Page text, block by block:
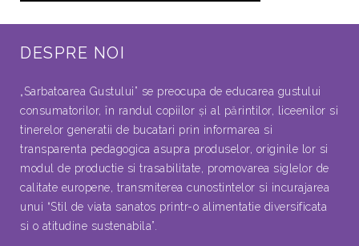
DESPRE NOI
„Sarbatoarea Gustului” se preocupa de educarea gustului
consumatorilor, în randul copiilor şi al părintilor, liceenilor si
tinerelor generatii de bucatari prin informarea si
transparenta pedagogica asupra produselor, originile lor si
modul de productie si trasabilitate, promovarea siglelor de
calitate europene, transmiterea cunostintelor si incurajarea
unui “Stil de viata sanatos printr-o alimentatie diversificata
si o atitudine sustenabila”.